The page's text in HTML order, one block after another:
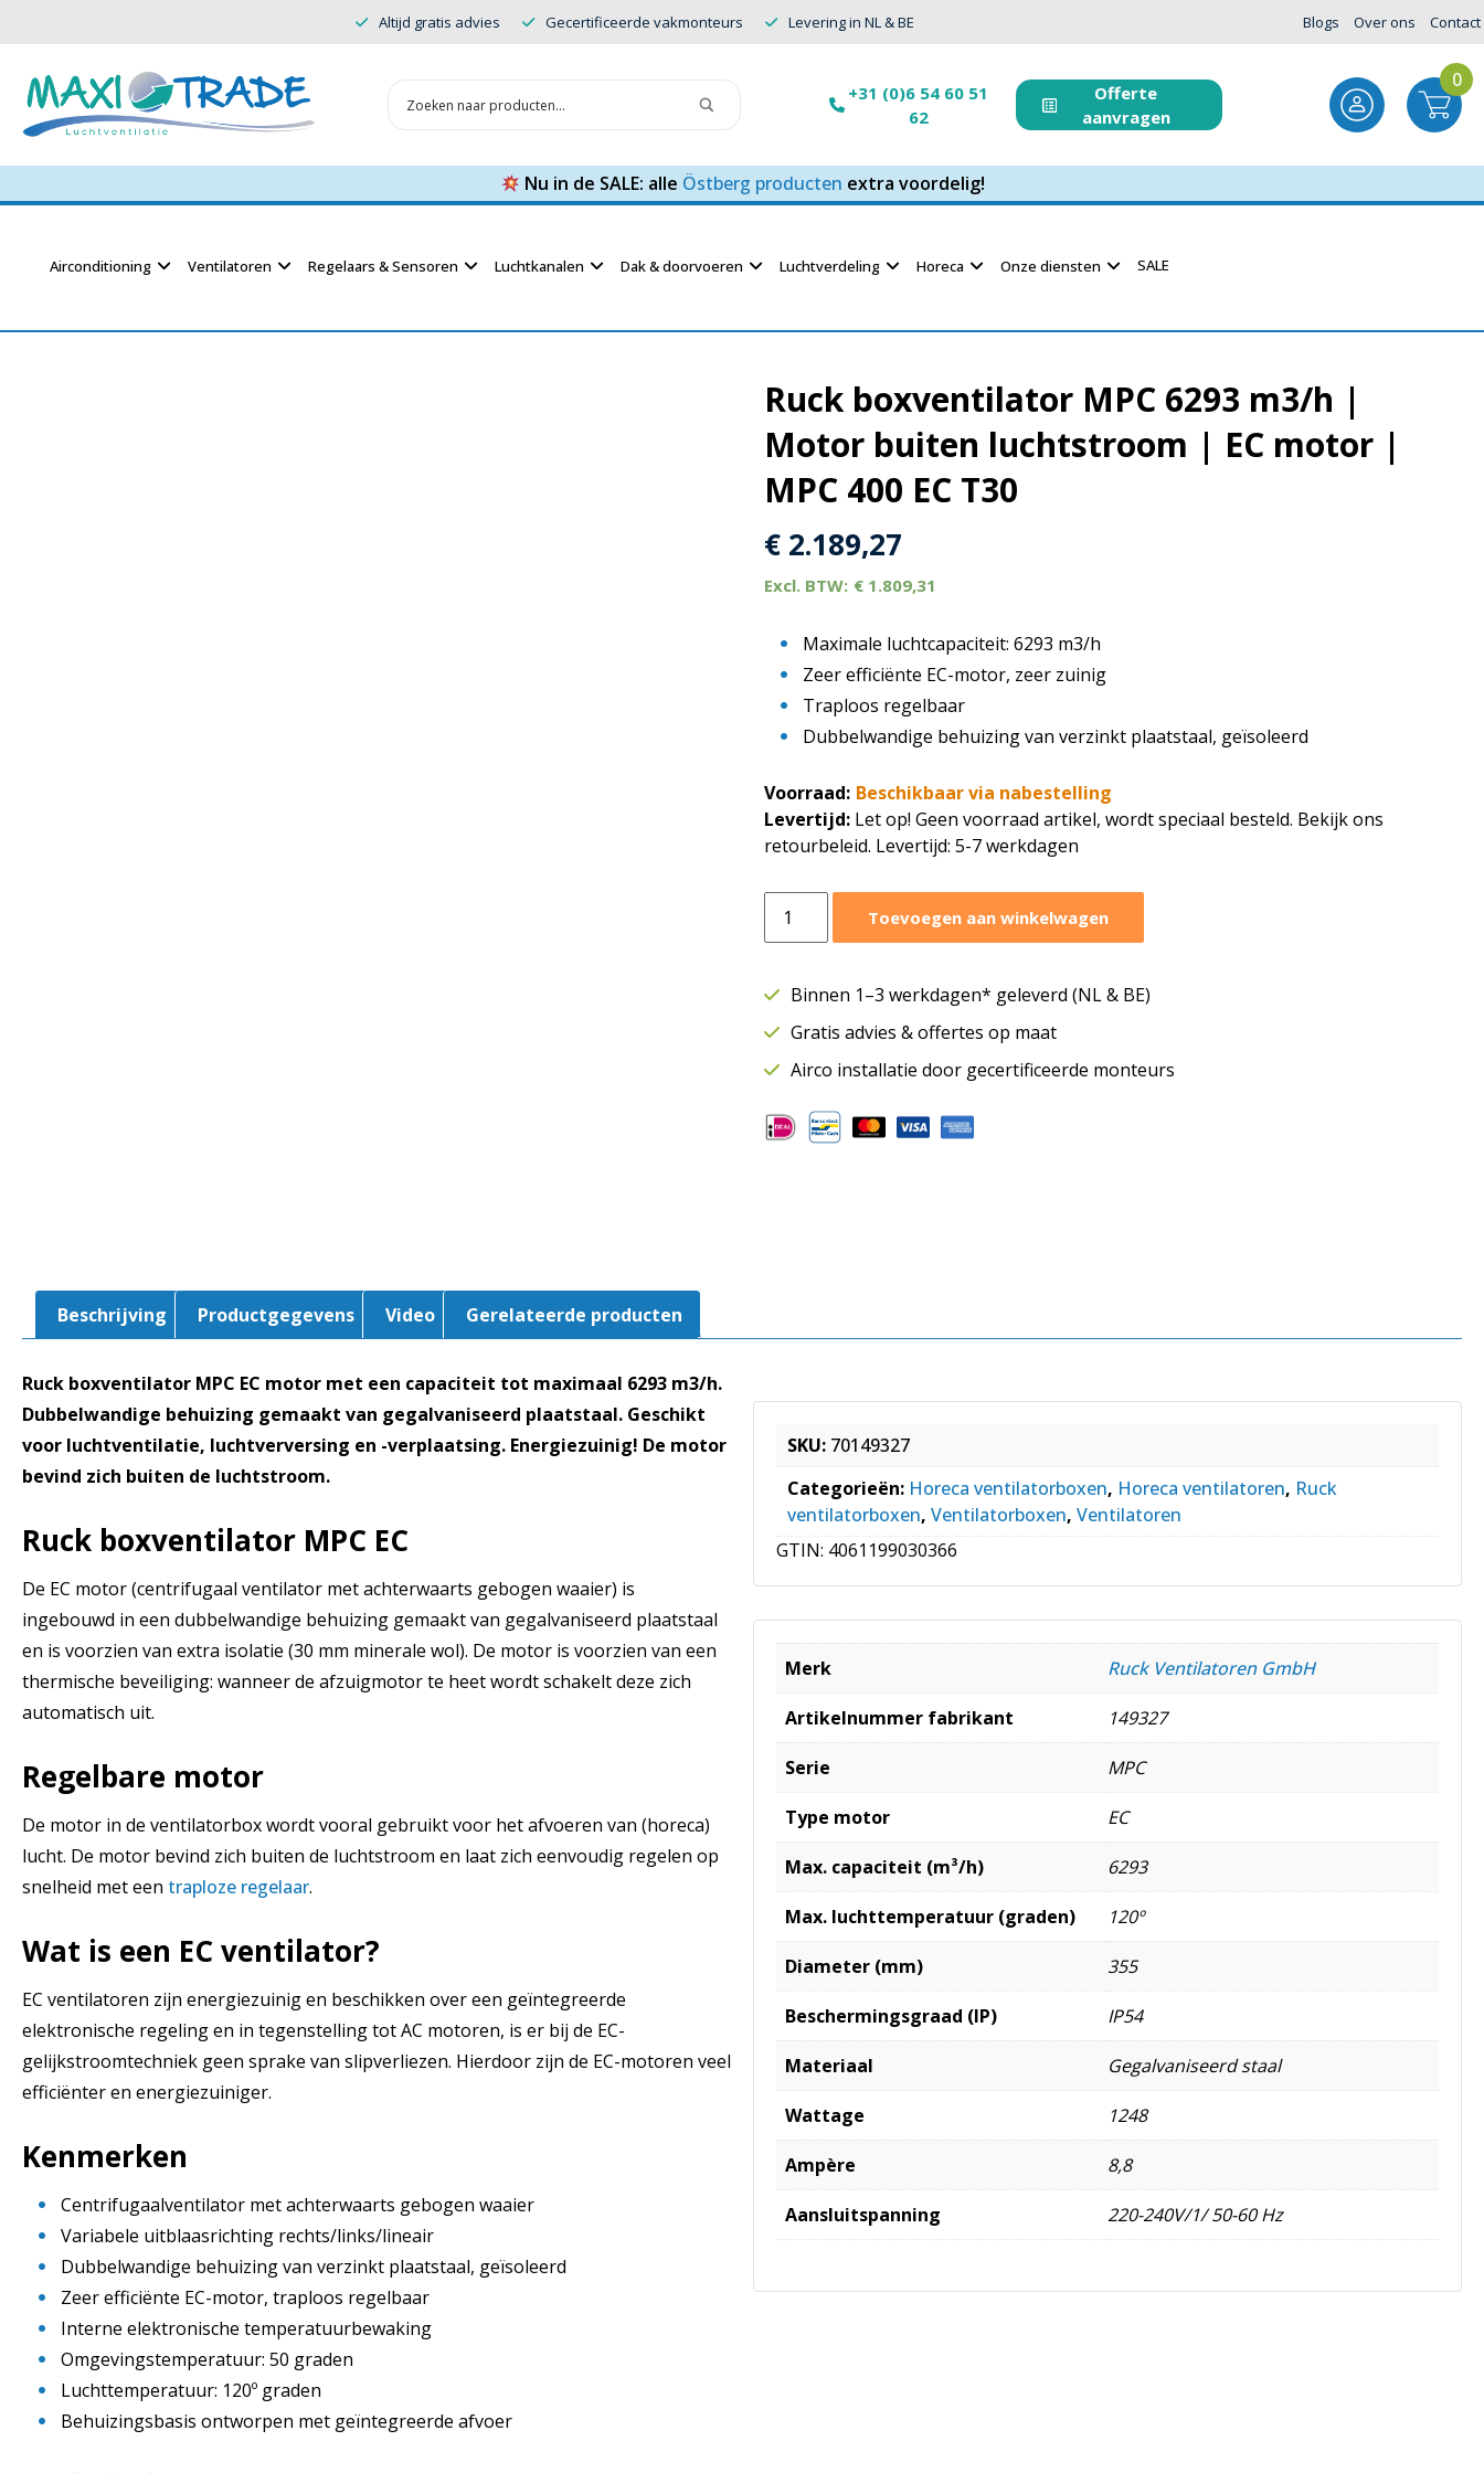
Altijd gratis advies Gecertificeerde vakmonteurs Levering in NL & BE Blogs Over ons Contact
+31 (0)6 54 60 51
62
Offerte
aanvragen
0
Nu in de SALE: alle Östberg producten extra voordelig!
Airconditioning Ventilatoren Regelaars & Sensoren Luchtkanalen Dak & doorvoeren Luchtverdeling Horeca Onze diensten SALE
Ruck boxventilator MPC 6293 m3/h |
Motor buiten luchtstroom | EC motor |
MPC 400 EC T30
€ 2.189,27
€ 1.809,31
Maximale luchtcapaciteit: 6293 m3/h
Zeer efficiënte EC-motor, zeer zuinig
Traploos regelbaar
Dubbelwandige behuizing van verzinkt plaatstaal, geïsoleerd
Voorraad: Beschikbaar via nabestelling
Levertijd: Let op! Geen voorraad artikel, wordt speciaal besteld. Bekijk ons
retourbeleid. Levertijd: 5-7 werkdagen
boxventilator
6293
|
Motor
luchtstroom
|
Toevoegen aan winkelwagen
Binnen 1–3 werkdagen* geleverd (NL & BE)
Gratis advies & offertes op maat
Airco installatie door gecertificeerde monteurs
Beschrijving Productgegevens Video Gerelateerde producten
Ruck boxventilator MPC EC motor met een capaciteit tot maximaal 6293 m3/h.
Dubbelwandige behuizing gemaakt van gegalvaniseerd plaatstaal. Geschikt
voor luchtventilatie, luchtverversing en -verplaatsing. Energiezuinig! De motor
bevind zich buiten de luchtstroom.
Ruck boxventilator MPC EC
De EC motor (centrifugaal ventilator met achterwaarts gebogen waaier) is
ingebouwd in een dubbelwandige behuizing gemaakt van gegalvaniseerd plaatstaal
en is voorzien van extra isolatie (30 mm minerale wol). De motor is voorzien van een
thermische beveiliging: wanneer de afzuigmotor te heet wordt schakelt deze zich
automatisch uit.
Regelbare motor
De motor in de ventilatorbox wordt vooral gebruikt voor het afvoeren van (horeca)
lucht. De motor bevind zich buiten de luchtstroom en laat zich eenvoudig regelen op
snelheid met een traploze regelaar.
Wat is een EC ventilator?
EC ventilatoren zijn energiezuinig en beschikken over een geïntegreerde
elektronische regeling en in tegenstelling tot AC motoren, is er bij de EC-
gelijkstroomtechniek geen sprake van slipverliezen. Hierdoor zijn de EC-motoren veel
efficiënter en energiezuiniger.
Kenmerken
Centrifugaalventilator met achterwaarts gebogen waaier
Variabele uitblaasrichting rechts/links/lineair
Dubbelwandige behuizing van verzinkt plaatstaal, geïsoleerd
Zeer efficiënte EC-motor, traploos regelbaar
Interne elektronische temperatuurbewaking
Omgevingstemperatuur: 50 graden
Luchttemperatuur: 120º graden
Behuizingsbasis ontworpen met geïntegreerde afvoer
SKU: 70149327
Categorieën: Horeca ventilatorboxen, Horeca ventilatoren, Ruck
ventilatorboxen, Ventilatorboxen, Ventilatoren
GTIN: 4061199030366
Merk Ruck Ventilatoren GmbH
Artikelnummer fabrikant 149327
Serie MPC
Type motor EC
Max. capaciteit (m³/h) 6293
Max. luchttemperatuur (graden) 120º
Diameter (mm) 355
Beschermingsgraad (IP) IP54
Materiaal Gegalvaniseerd staal
Wattage 1248
Ampère 8,8
Aansluitspanning 220-240V/1/ 50-60 Hz